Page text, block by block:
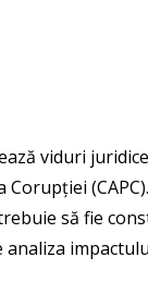
viduri
să fie